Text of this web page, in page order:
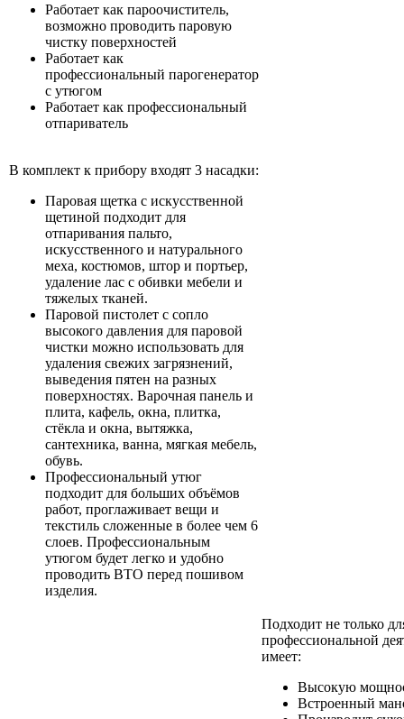
Работает как пароочиститель,
возможно проводить паровую
чистку поверхностей
Работает как
профессиональный парогенератор
с утюгом
Работает как профессиональный
отпариватель
В комплект к прибору входят 3 насадки:
Паровая щетка с искусственной
щетиной подходит для
отпаривания пальто,
искусственного и натурального
меха, костюмов, штор и портьер,
удаление лас с обивки мебели и
тяжелых тканей.
Паровой пистолет с сопло
высокого давления для паровой
чистки можно использовать для
удаления свежих загрязнений,
выведения пятен на разных
поверхностях. Варочная панель и
плита, кафель, окна, плитка,
стёкла и окна, вытяжка,
сантехника, ванна, мягкая мебель,
обувь.
Профессиональный утюг
подходит для больших объёмов
работ, проглаживает вещи и
текстиль сложенные в более чем 6
слоев. Профессиональным
утюгом будет легко и удобно
проводить ВТО перед пошивом
изделия.
Подходит не только
профессиональной
имеет:
Высокую
Встроенный